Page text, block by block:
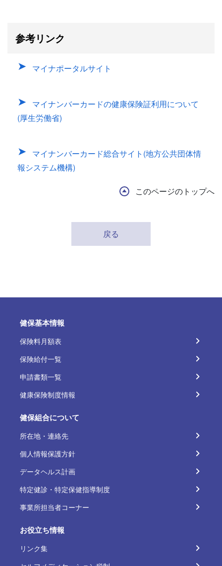
参考リンク
マイナポータルサイト
マイナンバーカードの健康保険証利用について
(厚生労働省)
マイナンバーカード総合サイト(地方公共団体情
報システム機構)
このページのトップへ
戻る
健保基本情報
保険料月額表
保険給付一覧
申請書類一覧
健康保険制度情報
健保組合について
所在地・連絡先
個人情報保護方針
データヘルス計画
特定健診・特定保健指導制度
事業所担当者コーナー
お役立ち情報
リンク集